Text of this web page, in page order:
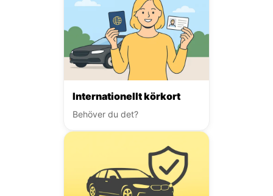
Internationellt körkort
Behöver du det?